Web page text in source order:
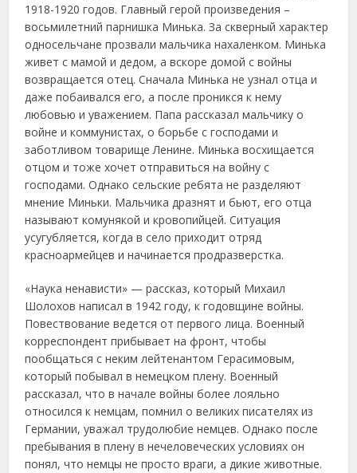
1918-1920 годов. Главный герой произведения –
восьмилетний парнишка Минька. За скверный характер
односельчане прозвали мальчика нахаленком. Минька
живет с мамой и дедом, а вскоре домой с войны
возвращается отец. Сначала Минька не узнал отца и
даже побаивался его, а после проникся к нему
любовью и уважением. Папа рассказал мальчику о
войне и коммунистах, о борьбе с господами и
заботливом товарище Ленине. Минька восхищается
отцом и тоже хочет отправиться на войну с
господами. Однако сельские ребята не разделяют
мнение Миньки. Мальчика дразнят и бьют, его отца
называют комунякой и кровопийцей. Ситуация
усугубляется, когда в село приходит отряд
красноармейцев и начинается продразверстка.
«Наука ненависти» — рассказ, который Михаил
Шолохов написал в 1942 году, к годовщине войны.
Повествование ведется от первого лица. Военный
корреспондент прибывает на фронт, чтобы
пообщаться с неким лейтенантом Герасимовым,
который побывал в немецком плену. Военный
рассказал, что в начале войны более лояльно
относился к немцам, помнил о великих писателях из
Германии, уважал трудолюбие немцев. Однако после
пребывания в плену в нечеловеческих условиях он
понял, что немцы не просто враги, а дикие животные.